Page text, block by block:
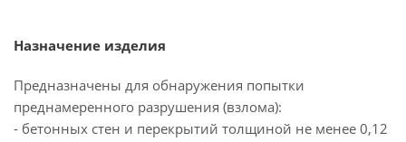
Назначение изделия
Предназначены для обнаружения попытки
преднамеренного разрушения (взлома):
- бетонных стен и перекрытий толщиной не менее 0,12